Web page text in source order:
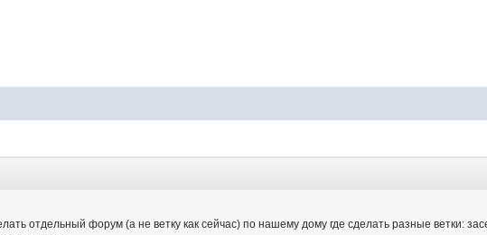
отдельный форум (а не ветку как сейчас) по нашему дому где сделать разные ветки: